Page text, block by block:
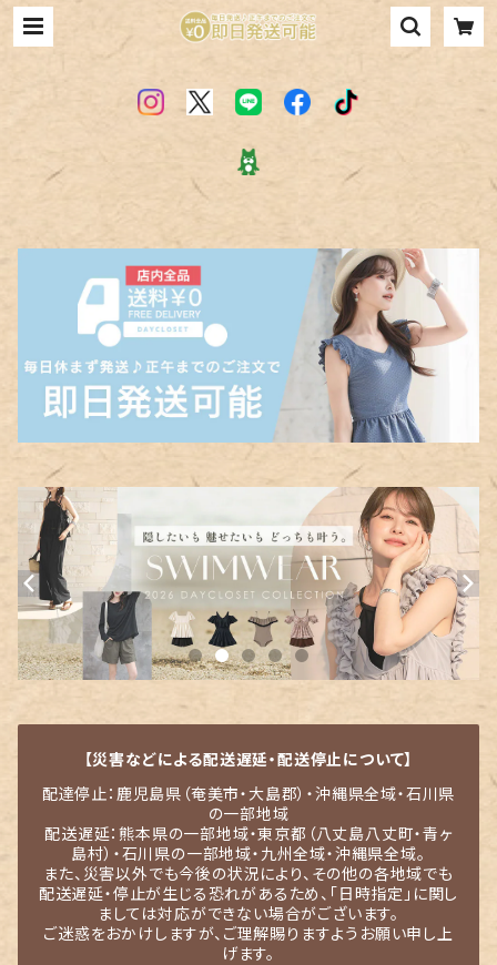
【災害などによる配送遅延・配送停止について】
配達停止：鹿児島県（奄美市・大島郡）・沖縄県全域・石川県
の一部地域
配送遅延：熊本県の一部地域・東京都（八丈島八丈町・青ヶ
島村）・石川県の一部地域・九州全域・沖縄県全域。
また、災害以外でも今後の状況により、その他の各地域でも
配送遅延・停止が生じる恐れがあるため、「日時指定」に関し
ましては対応ができない場合がございます。
ご迷惑をおかけしますが、ご理解賜りますようお願い申し上
げます。